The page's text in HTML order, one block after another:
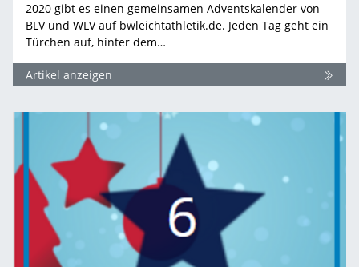
2020 gibt es einen gemeinsamen Adventskalender von
BLV und WLV auf bwleichtathletik.de. Jeden Tag geht ein
Türchen auf, hinter dem…
Artikel anzeigen